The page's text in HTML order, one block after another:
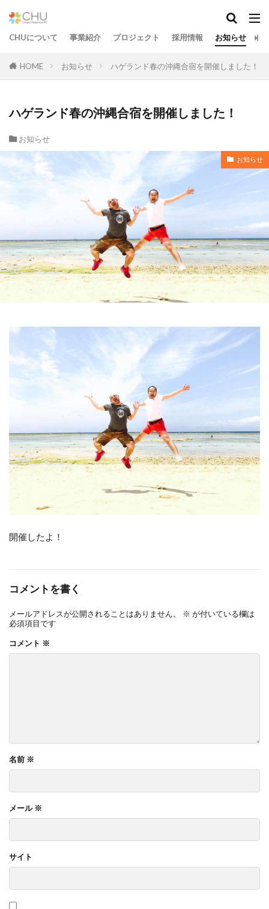
CHUについて 事業紹介 プロジェクト 採用情報 お知らせ
HOME お知らせ ハゲランド春の沖縄合宿を開催しました！
ハゲランド春の沖縄合宿を開催しました！
お知らせ
お知らせ
開催したよ！
コメントを書く
メールアドレスが公開されることはありません。 ※ が付いている欄は
必須項目です
コメント ※
名前 ※
メール ※
サイト